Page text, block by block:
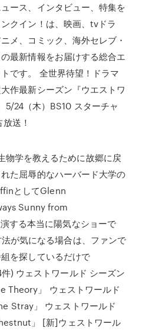
ース、インタビュー、特集を
クイン！は、映画、tvドラ
メ、コミック、海外セレブ・
最新情報をお届けする総合エ
です。 全世界待望！ドラマ
作最新シーズン『ウエストワ
5/24（木）BS10 スターチャ
送！
物学を教えるために故郷に戻
た屈辱的なハーバード大学の
としてGlenn
Sunny from
する本当に陽気なショーで
が気になる場合は、ファンで
を探しているだけで
) ウェストワールド シーズン
Theory」 ウェストワールド
Stray」 ウェストワールド
」 [新]ウェストワール